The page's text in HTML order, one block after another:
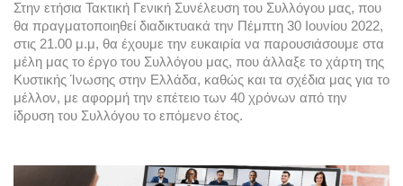
Στην ετήσια Τακτική Γενική Συνέλευση του Συλλόγου μας, που
θα πραγματοποιηθεί διαδικτυακά την Πέμπτη 30 Ιουνίου 2022,
στις 21.00 μ.μ, θα έχουμε την ευκαιρία να παρουσιάσουμε στα
μέλη μας το έργο του Συλλόγου μας, που άλλαξε το χάρτη της
Κυστικής Ίνωσης στην Ελλάδα, καθώς και τα σχέδια μας για το
μέλλον, με αφορμή την επέτειο των 40 χρόνων από την
ίδρυση του Συλλόγου το επόμενο έτος.